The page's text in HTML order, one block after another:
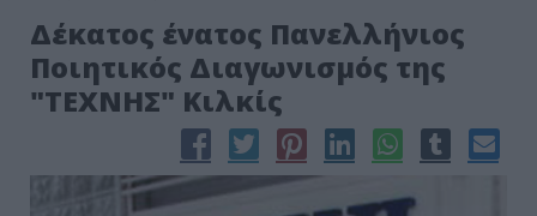
Δέκατος ένατος Πανελλήνιος
Ποιητικός Διαγωνισμός της
"ΤΕΧΝΗΣ" Κιλκίς